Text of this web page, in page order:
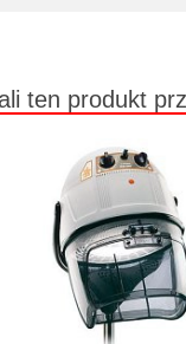
ten produkt